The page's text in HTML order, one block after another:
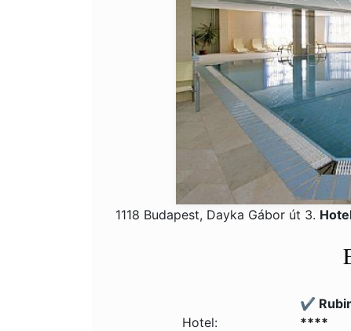
1118 Budapest, Dayka Gábor út 3.
Hotel:
✔️
****